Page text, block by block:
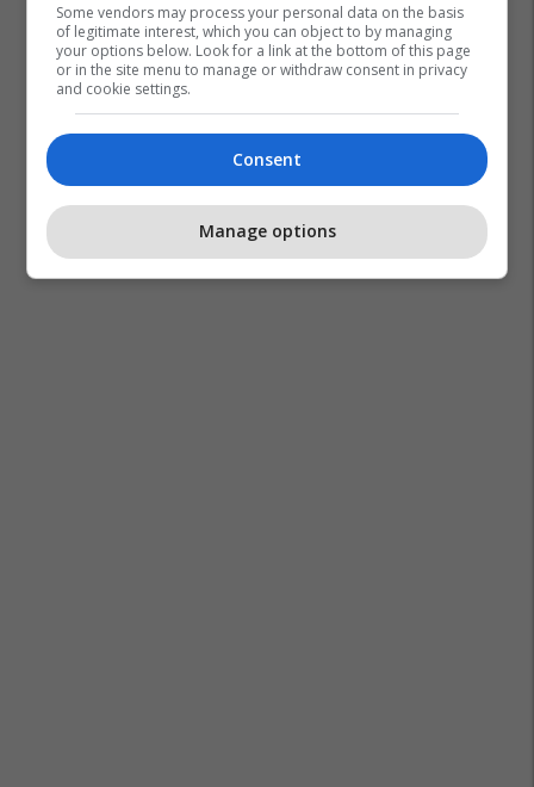
Some vendors may process your personal data on the basis
of legitimate interest, which you can object to by managing
your options below. Look for a link at the bottom of this page
or in the site menu to manage or withdraw consent in privacy
and cookie settings.
Consent
Manage options